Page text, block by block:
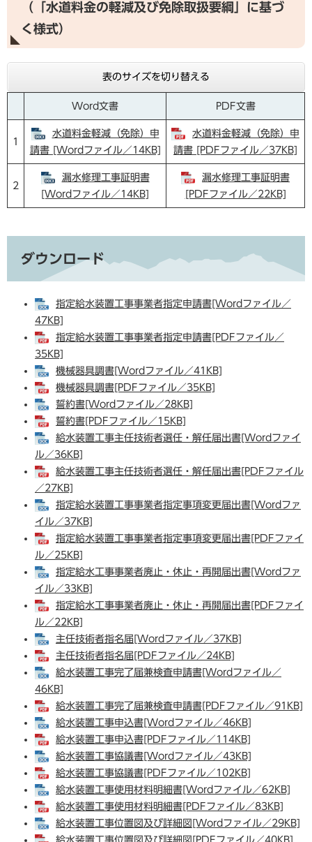
（「水道料金の軽減及び免除取扱要綱」に基づ
く様式）
表のサイズを切り替える
Word文書 PDF文書
1
水道料金軽減（免除）申
請書 [Wordファイル／14KB]
水道料金軽減（免除）申
請書 [PDFファイル／37KB]
2
漏水修理工事証明書
[Wordファイル／14KB]
漏水修理工事証明書
[PDFファイル／22KB]
ダウンロード
指定給水装置工事事業者指定申請書[Wordファイル／
47KB]
指定給水装置工事事業者指定申請書[PDFファイル／
35KB]
機械器具調書[Wordファイル／41KB]
機械器具調書[PDFファイル／35KB]
誓約書[Wordファイル／28KB]
誓約書[PDFファイル／15KB]
給水装置工事主任技術者選任・解任届出書[Wordファイ
ル／36KB]
給水装置工事主任技術者選任・解任届出書[PDFファイル
／27KB]
指定給水装置工事事業者指定事項変更届出書[Wordファ
イル／37KB]
指定給水装置工事事業者指定事項変更届出書[PDFファイ
ル／25KB]
指定給水工事事業者廃止・休止・再開届出書[Wordファ
イル／33KB]
指定給水工事事業者廃止・休止・再開届出書[PDFファイ
ル／22KB]
主任技術者指名届[Wordファイル／37KB]
主任技術者指名届[PDFファイル／24KB]
給水装置工事完了届兼検査申請書[Wordファイル／
46KB]
給水装置工事完了届兼検査申請書[PDFファイル／91KB]
給水装置工事申込書[Wordファイル／46KB]
給水装置工事申込書[PDFファイル／114KB]
給水装置工事協議書[Wordファイル／43KB]
給水装置工事協議書[PDFファイル／102KB]
給水装置工事使用材料明細書[Wordファイル／62KB]
給水装置工事使用材料明細書[PDFファイル／83KB]
給水装置工事位置図及び詳細図[Wordファイル／29KB]
給水装置工事位置図及び詳細図[PDFファイル／40KB]